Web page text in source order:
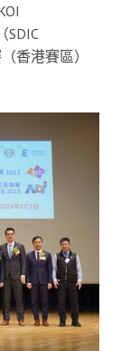
SDIC
香港賽區）